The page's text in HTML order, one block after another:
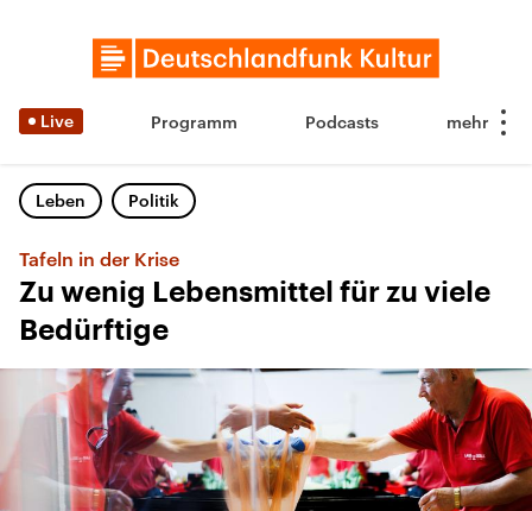
Live Programm Podcasts
Leben Politik
Tafeln in der Krise
Zu wenig Lebensmittel für zu viele
Bedürftige